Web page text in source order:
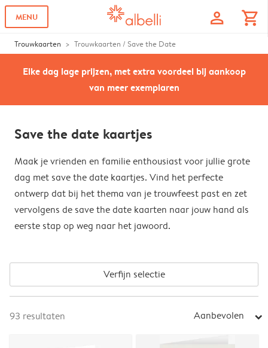
MENU profile shopping_cart
Trouwkaarten Trouwkaarten / Save the Date
Elke dag lage prijzen, met extra voordeel bij aankoop
van meer exemplaren
Save the date kaartjes
Maak je vrienden en familie enthousiast voor jullie grote
dag met save the date kaartjes. Vind het perfecte
ontwerp dat bij het thema van je trouwfeest past en zet
vervolgens de save the date kaarten naar jouw hand als
eerste stap op weg naar het jawoord.
Verfijn selectie
93 resultaten Aanbevolen arrow_right